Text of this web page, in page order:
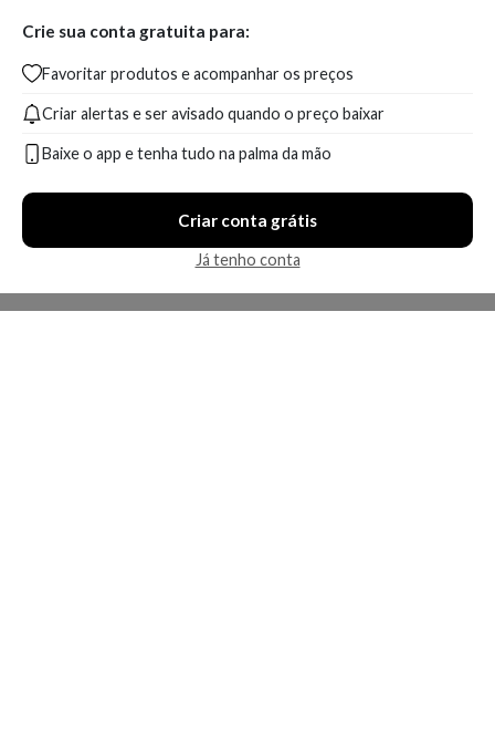
Crie sua conta gratuita para:
Favoritar produtos e acompanhar os preços
Criar alertas e ser avisado quando o preço baixar
Baixe o app e tenha tudo na palma da mão
Criar conta grátis
Já tenho conta